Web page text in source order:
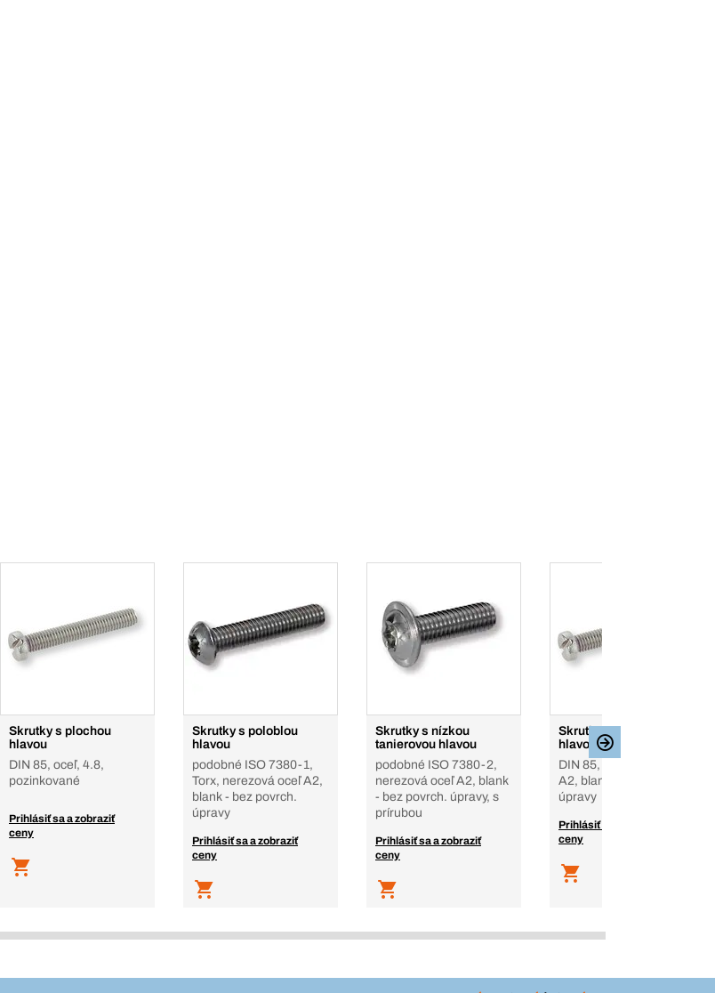
Skrutky s plochou
hlavou
DIN 85, oceľ, 4.8,
pozinkované
Prihlásiť sa a zobraziť
ceny
Skrutky s poloblou
hlavou
podobné ISO 7380-1,
Torx, nerezová oceľ A2,
blank - bez povrch.
úpravy
Prihlásiť sa a zobraziť
ceny
Skrutky s nízkou
tanierovou hlavou
podobné ISO 7380-2,
nerezová oceľ A2, blank
- bez povrch. úpravy, s
prírubou
Prihlásiť sa a zobraziť
ceny
Skrutka s plochou
hlavou
DIN 85, nerezová oceľ
A2, blank - bez povrch.
úpravy
Prihlásiť sa a zobraziť
ceny